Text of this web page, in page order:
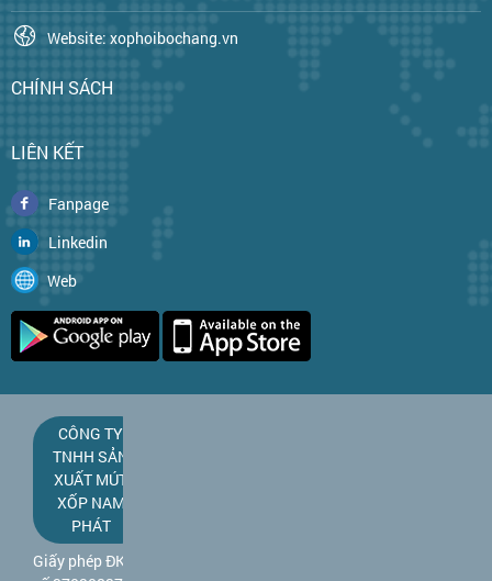
Website: xophoibochang.vn
CHÍNH SÁCH
LIÊN KẾT
Fanpage
Linkedin
Web
CÔNG TY
TNHH SẢN
XUẤT MÚT
XỐP NAM
PHÁT
Giấy phép ĐKKD